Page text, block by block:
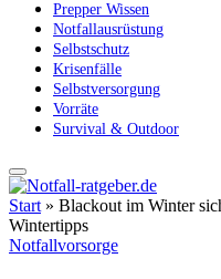
Prepper Wissen
Notfallausrüstung
Selbstschutz
Krisenfälle
Selbstversorgung
Vorräte
Survival & Outdoor
Start » Blackout im Winter
Wintertipps
Notfallvorsorge